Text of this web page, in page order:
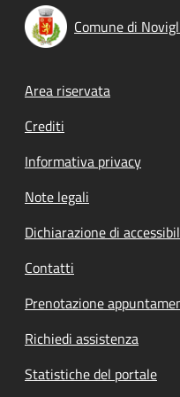
Comune di
Footer menu
Area riservata
Crediti
Informativa privacy
Note legali
Dichiarazione di
Contatti
Prenotazione
Richiedi assistenza
Statistiche del portale